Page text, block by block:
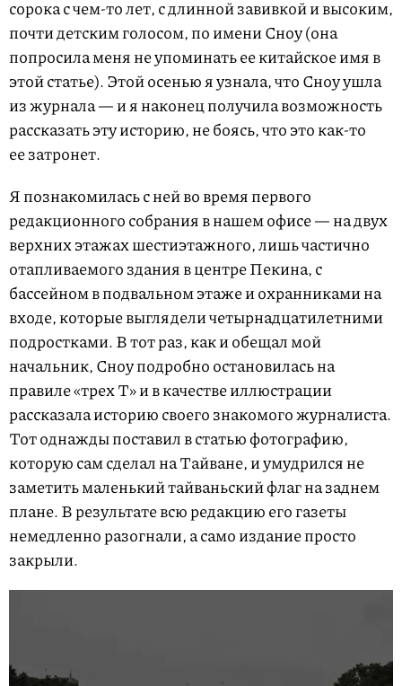
сорока с чем-то лет, с длинной завивкой и высоким,
почти дет­ским голосом, по имени Сноу (она
попросила меня не упоминать ее китайское имя в
этой статье). Этой осенью я узнала, что Сноу ушла
из журнала — и я наконец получила возможность
рассказать эту историю, не боясь, что это как-то
ее затронет.
Я познакомилась с ней во время первого
редакционного собрания в нашем офисе — на двух
верхних этажах шестиэтажного, лишь частично
отапливаемого здания в центре Пекина, с
бассейном в подвальном этаже и охранниками на
входе, которые выглядели четырнадцатилетними
подростками. В тот раз, как и обещал мой
начальник, Сноу подробно остановилась на
правиле «трех Т» и в качестве иллюстрации
рассказала историю своего знакомого журналиста.
Тот однажды поставил в статью фотографию,
которую сам сделал на Тайване, и умудрился не
заметить маленький тайваньский флаг на заднем
плане. В результате всю редакцию его газеты
немедленно разогнали, а само издание просто
закрыли.